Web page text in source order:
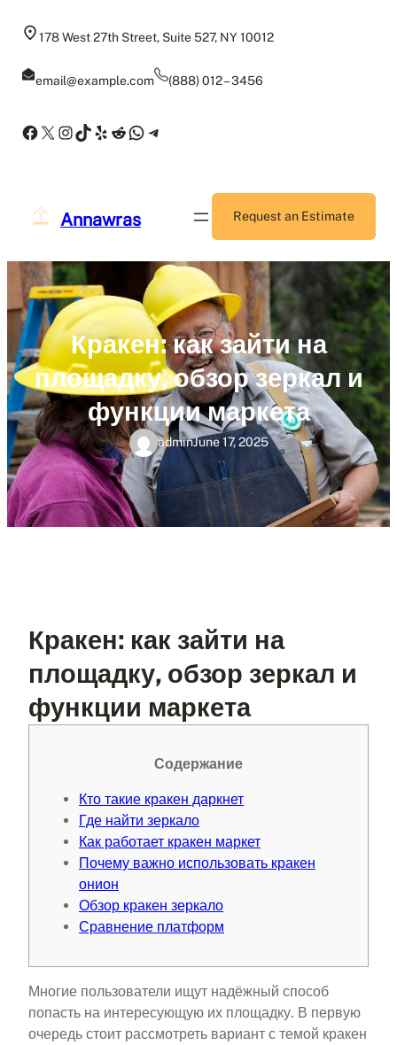
178 West 27th Street, Suite 527, NY 10012
email@example.com (888) 012 – 3456
Facebook
X Instagram
TikTok
Yelp
Reddit
WhatsApp
Telegram
Annawras Request an Estimate
Кракен: как зайти на
площадку, обзор зеркал и
функции маркета
adminJune 17, 2025
Кракен: как зайти на
площадку, обзор зеркал и
функции маркета
Содержание
Кто такие кракен даркнет
Где найти зеркало
Как работает кракен маркет
Почему важно использовать кракен
онион
Обзор кракен зеркало
Сравнение платформ
Многие пользователи ищут надёжный способ
попасть на интересующую их площадку. В первую
очередь стоит рассмотреть вариант с темой кракен